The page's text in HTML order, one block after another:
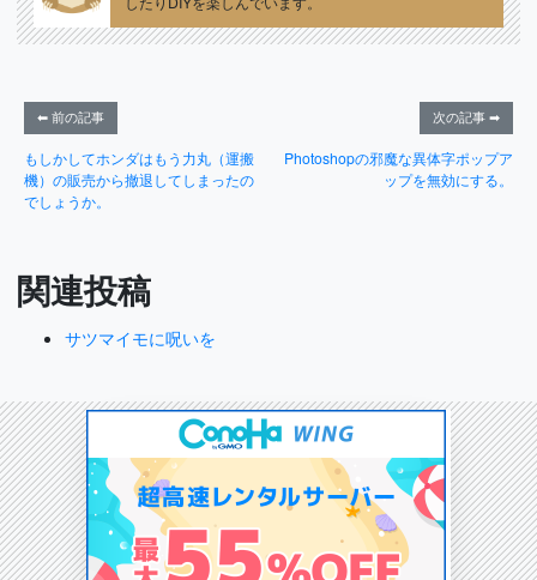
⬅ 前の記事
もしかしてホンダはもう力丸（運搬
機）の販売から撤退してしまったの
でしょうか。
次の記事 ➡
Photoshopの邪魔な異体字ポップア
ップを無効にする。
関連投稿
サツマイモに呪いを